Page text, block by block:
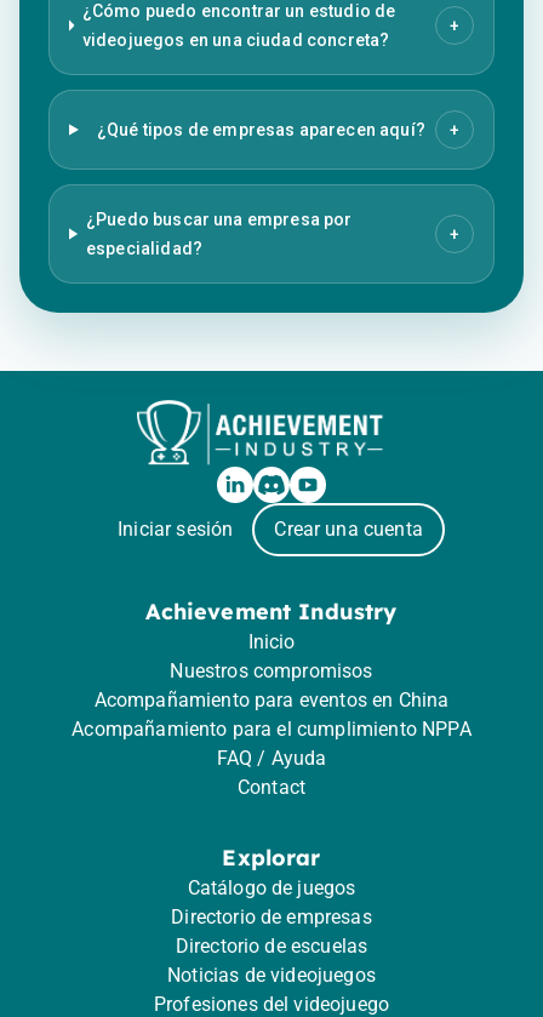
¿Cómo puedo encontrar un estudio de
videojuegos en una ciudad concreta?
+
¿Qué tipos de empresas aparecen aquí? +
¿Puedo buscar una empresa por
especialidad?
+
Iniciar sesión Crear una cuenta
Achievement Industry
Inicio
Nuestros compromisos
Acompañamiento para eventos en China
Acompañamiento para el cumplimiento NPPA
FAQ / Ayuda
Contact
Explorar
Catálogo de juegos
Directorio de empresas
Directorio de escuelas
Noticias de videojuegos
Profesiones del videojuego